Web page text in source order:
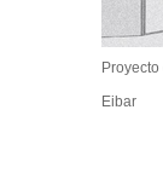
Eibar